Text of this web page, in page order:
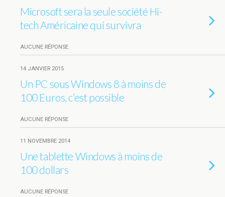
Microsoft sera la seule société Hi-
tech Américaine qui survivra
AUCUNE RÉPONSE
14 JANVIER 2015
Un PC sous Windows 8 à moins de
100 Euros, c’est possible
AUCUNE RÉPONSE
11 NOVEMBRE 2014
Une tablette Windows à moins de
100 dollars
AUCUNE RÉPONSE